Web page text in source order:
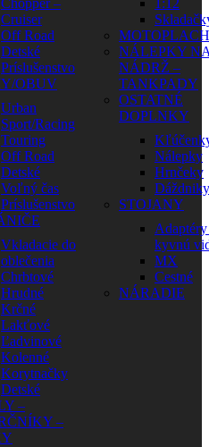
Chopper –
Cruiser
Off Road
Detské
Príslušenstvo
OBUV
Urban
Sport/Racing
Touring
Off Road
Detské
Voľný čas
Príslušenstvo
Vkladacie do
oblečenia
Chrbtové
Hrudné
Krčné
Lakťové
Ľadvinové
Kolenné
Korytnačky
Detské
–
–
1:12
NÁLEPKY
NÁDRŽ –
TANKPADY
OSTATNÉ
DOPLNKY
Nálepky
Hrnčeky
Dáždniky
STOJANY
kyvnú
MX
Cestné
NÁRADIE